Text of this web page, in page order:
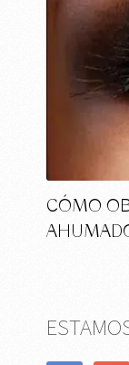
CÓMO